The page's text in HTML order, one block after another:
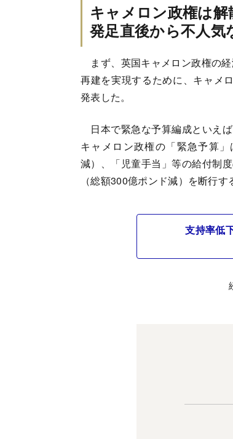
キャメロン政権は解
発足直後から不人気
まず、英国キャメロン政権の
再建を実現するために、キャメ
発表した。
日本で緊急な予算編成といえ
キャメロン政権の「緊急予算
減）、「児童手当」等の給付制
（総額300億ポンド減）を断行す
支持率低